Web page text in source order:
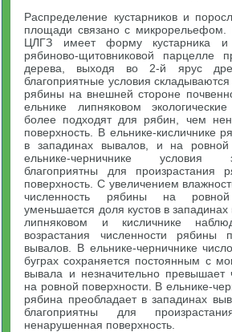
Распределение кустарников и
площади связано с микрорельефом.
ЦЛГЗ имеет форму кустарника
рябиново-щитовниковой парцелле
дерева, выходя во 2-й ярус
благоприятные условия
рябины на внешней стороне
ельнике липняковом
более подходят для рябин, чем
поверхность. В ельнике-кисличнике
в западинах вывалов, и на
ельнике-черничнике
благоприятны для произрастания
поверхность. С увеличением
численность рябины на
уменьшается доля кустов в
липняковом и кисличнике
возрастания численности рябины
вывалов. В ельнике-черничнике
буграх сохраняется постоянным с
вывала и незначительно превышает
на ровной поверхности. В ельнике-
рябина преобладает в западинах
благоприятны для
ненарушенная поверхность.